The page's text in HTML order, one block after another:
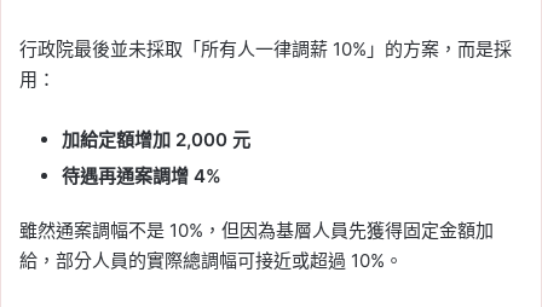
行政院最後並未採取「所有人一律調薪 10%」的方案，而是採
用：
加給定額增加 2,000 元
待遇再通案調增 4%
雖然通案調幅不是 10%，但因為基層人員先獲得固定金額加
給，部分人員的實際總調幅可接近或超過 10%。